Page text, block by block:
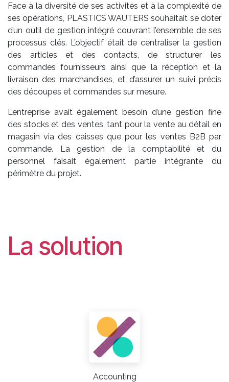
Face à la diversité de ses activités et à la complexité de
ses opérations, PLASTICS WAUTERS souhaitait se doter
d’un outil de gestion intégré couvrant l’ensemble de ses
processus clés. L’objectif était de centraliser la gestion
des articles et des contacts, de structurer les
commandes fournisseurs ainsi que la réception et la
livraison des marchandises, et d’assurer un suivi précis
des découpes et commandes sur mesure.
L’entreprise avait également besoin d’une gestion fine
des stocks et des ventes, tant pour la vente au détail en
magasin via des caisses que pour les ventes B2B par
commande. La gestion de la comptabilité et du
personnel faisait également partie intégrante du
périmètre du projet.
La solution
Accounting